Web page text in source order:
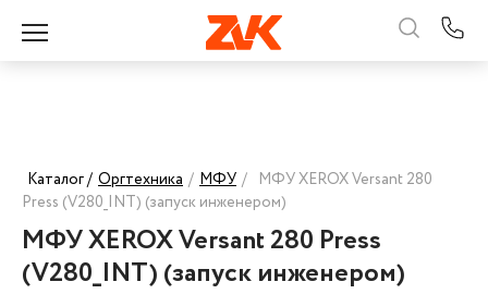
Каталог / Оргтехника / МФУ / МФУ XEROX Versant 280
Press (V280_INT) (запуск инженером)
МФУ XEROX Versant 280 Press
(V280_INT) (запуск инженером)